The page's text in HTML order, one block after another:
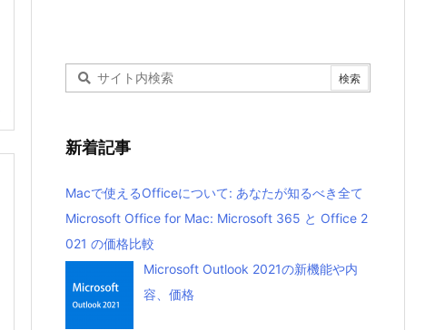
新着記事
Macで使えるOfficeについて: あなたが知るべき全て
Microsoft Office for Mac: Microsoft 365 と Office 2
021 の価格比較
Microsoft Outlook 2021の新機能や内
容、価格